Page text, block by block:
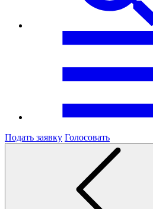
Подать заявку Голосовать